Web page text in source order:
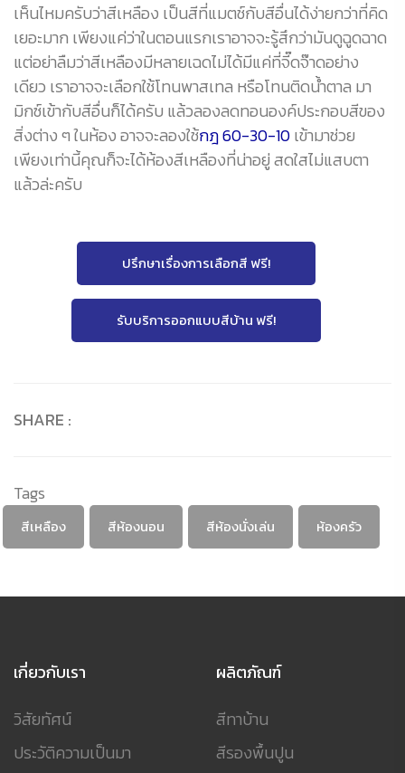
เห็นไหมครับว่าสีเหลือง เป็นสีที่แมตช์กับสีอื่นได้ง่ายกว่าที่คิด
เยอะมาก เพียงแค่ว่าในตอนแรกเราอาจจะรู้สึกว่ามันดูฉูดฉาด
แต่อย่าลืมว่าสีเหลืองมีหลายเฉดไม่ได้มีแค่ที่จี๊ดจ๊าดอย่าง
เดียว เราอาจจะเลือกใช้โทนพาสเทล หรือโทนติดน้ำตาล มา
มิกซ์เข้ากับสีอื่นก็ได้ครับ แล้วลองลดทอนองค์ประกอบสีของ
สิ่งต่าง ๆ ในห้อง อาจจะลองใช้กฎ 60-30-10เข้ามาช่วย
เพียงเท่านี้คุณก็จะได้ห้องสีเหลืองที่น่าอยู่ สดใสไม่แสบตา
แล้วล่ะครับ
ปรึกษาเรื่องการเลือกสี ฟรี!
รับบริการออกแบบสีบ้าน ฟรี!
SHARE :
Tags
สีเหลือง สีห้องนอน สีห้องนั่งเล่น ห้องครัว
เกี่ยวกับเรา
วิสัยทัศน์
ประวัติความเป็นมา
ผลิตภัณฑ์
สีทาบ้าน
สีรองพื้นปูน